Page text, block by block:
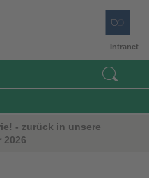
Intranet
- zurück in unsere
2026